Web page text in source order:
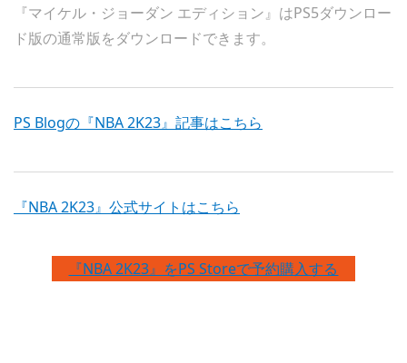
『マイケル・ジョーダン エディション』はPS5ダウンロー
ド版の通常版をダウンロードできます。
PS Blogの『NBA 2K23』記事はこちら
『NBA 2K23』公式サイトはこちら
『NBA 2K23』をPS Storeで予約購入する